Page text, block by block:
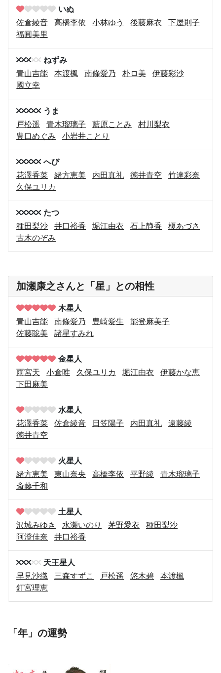
いぬ
佐倉綾音
高橋李依 小林ゆう 後藤麻衣
下屋則子
福圓美里
ねずみ
青山吉能
本渡楓 南條愛乃 朴ロ美
伊藤彩沙
國立幸
うま
戸松遥
青木瑠璃子 藍原ことみ
村川梨衣
豊口めぐみ
小岩井ことり
へび
花澤香菜
緒方恵美 内田真礼 徳井青空
竹達彩奈
久保ユリカ
たつ
種田梨沙
井口裕香 堀江由衣 石上静香
榎あづさ
古木のぞみ
加瀬康之さんと「星」との相性
木星人
青山吉能
南條愛乃 豊崎愛生
能登麻美子
佐藤聡美
諸星すみれ
金星人
雨宮天
小倉唯 久保ユリカ 堀江由衣
伊藤かな恵
下田麻美
水星人
花澤香菜
佐倉綾音 日笠陽子 内田真礼
遠藤綾
徳井青空
火星人
緒方恵美
東山奈央 高橋李依 平野綾
青木瑠璃子
斎藤千和
土星人
沢城みゆき
水瀬いのり 茅野愛衣
種田梨沙
阿澄佳奈
井口裕香
天王星人
早見沙織
三森すずこ 戸松遥 悠木碧
本渡楓
釘宮理恵
「年」の運勢